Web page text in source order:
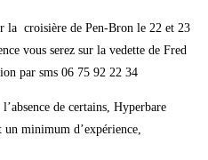
la croisière de Pen-Bron le 22 et 23
vous serez sur la vedette de Fred
par sms 06 75 92 22 34
de certains, Hyperbare
minimum d’expérience,